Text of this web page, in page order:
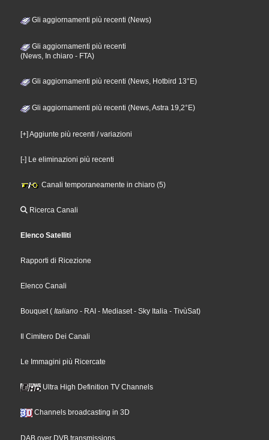
Gli aggiornamenti più recenti (News)
Gli aggiornamenti più recenti
(News, In chiaro - FTA)
Gli aggiornamenti più recenti (News, Hotbird 13°E)
Gli aggiornamenti più recenti (News, Astra 19,2°E)
[+] Aggiunte più recenti / variazioni
[-] Le eliminazioni più recenti
Canali temporaneamente in chiaro (5)
Ricerca Canali
Elenco Satelliti
Rapporti di Ricezione
Elenco Canali
Bouquet( Italiano - RAI - Mediaset- Sky Italia - TivùSat)
Il Cimitero Dei Canali
Le Immagini più Ricercate
Ultra High Definition TV Channels
Channels broadcasting in 3D